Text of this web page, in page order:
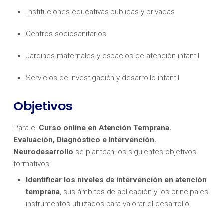
Instituciones educativas públicas y privadas
Centros sociosanitarios
Jardines maternales y espacios de atención infantil
Servicios de investigación y desarrollo infantil
Objetivos
Para el Curso online en Atención Temprana.
Evaluación, Diagnóstico e Intervención.
Neurodesarrollo se plantean los siguientes objetivos
formativos:
Identificar los niveles de intervención en atención
temprana, sus ámbitos de aplicación y los principales
instrumentos utilizados para valorar el desarrollo